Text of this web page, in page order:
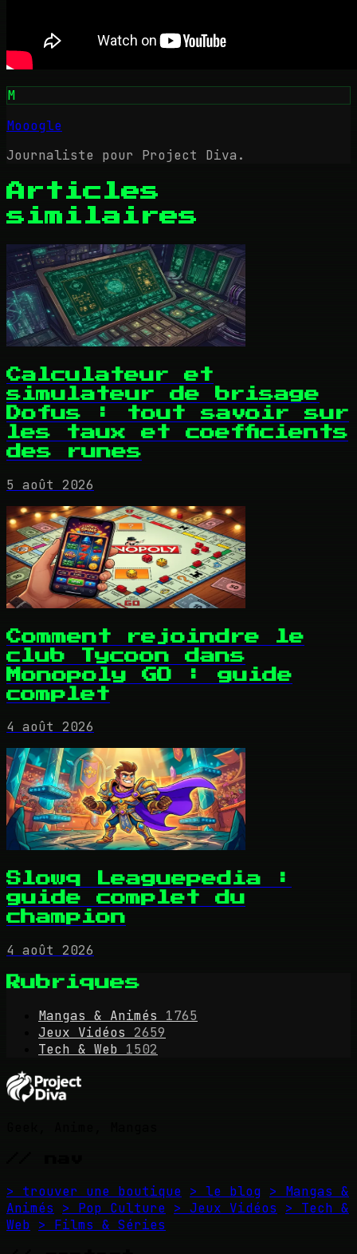
M
Mooogle
Journaliste pour Project Diva.
Articles
similaires
Calculateur et
simulateur de brisage
Dofus : tout savoir sur
les taux et coefficients
des runes
5 août 2026
Comment rejoindre le
club Tycoon dans
Monopoly GO : guide
complet
4 août 2026
Slowq Leaguepedia :
guide complet du
champion
4 août 2026
Rubriques
Mangas & Animés
1765
Jeux Vidéos
2659
Tech & Web 1502
> trouver une boutique > le blog > Mangas &
Animés
> Pop Culture > Jeux Vidéos
> Tech &
Web > Films & Séries